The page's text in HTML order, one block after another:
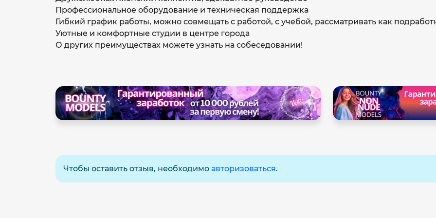
Профессиональное оборудование и техническая поддержка
Гибкий график работы, можно совмещать с работой, с учебой, рассматривать как
Уютные и комфортные студии в центре города
О других преимуществах можете узнать на собеседовании!
Чтобы оставить отзыв, необходимо авторизоваться.